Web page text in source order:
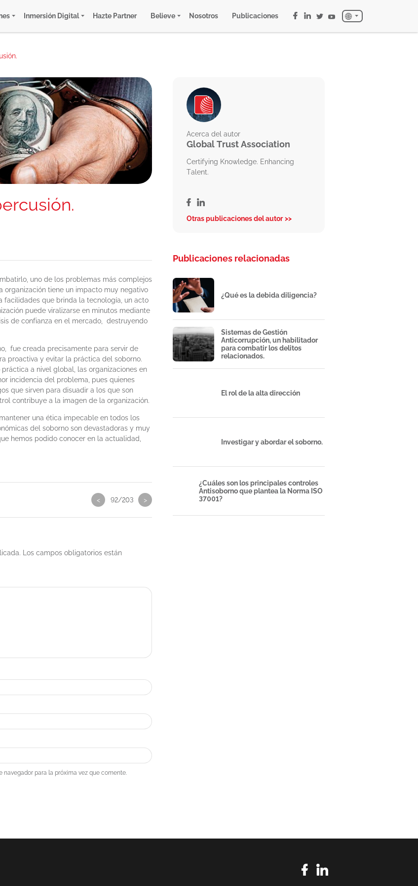
Inmersión Digital Hazte Partner Believe Nosotros Publicaciones
uno de los problemas más complejos
organización tiene un impacto muy negativo
facilidades que brinda la tecnología, un acto
puede viralizarse en minutos mediante
de confianza en el mercado, destruyendo
fue creada precisamente para servir de
proactiva y evitar la práctica del soborno.
a nivel global, las organizaciones en
incidencia del problema, pues quienes
que sirven para disuadir a los que son
contribuye a la imagen de la organización.
una ética impecable en todos los
del soborno son devastadoras y muy
hemos podido conocer en la actualidad,
< 92/203 >
Los campos obligatorios están
para la próxima vez que comente.
Acerca del autor
Global Trust Association
Certifying Knowledge. Enhancing
Talent.
Otras publicaciones del autor
Publicaciones relacionadas
¿Qué es la debida diligencia?
Sistemas de Gestión
Anticorrupción, un habilitador
para combatir los delitos
relacionados.
El rol de la alta dirección
Investigar y abordar el soborno.
¿Cuáles son los principales controles
Antisoborno que plantea la Norma ISO
37001?